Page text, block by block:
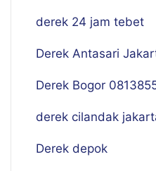
derek 24 jam tebet
Derek Antasari
Derek Bogor
derek cilandak
Derek depok